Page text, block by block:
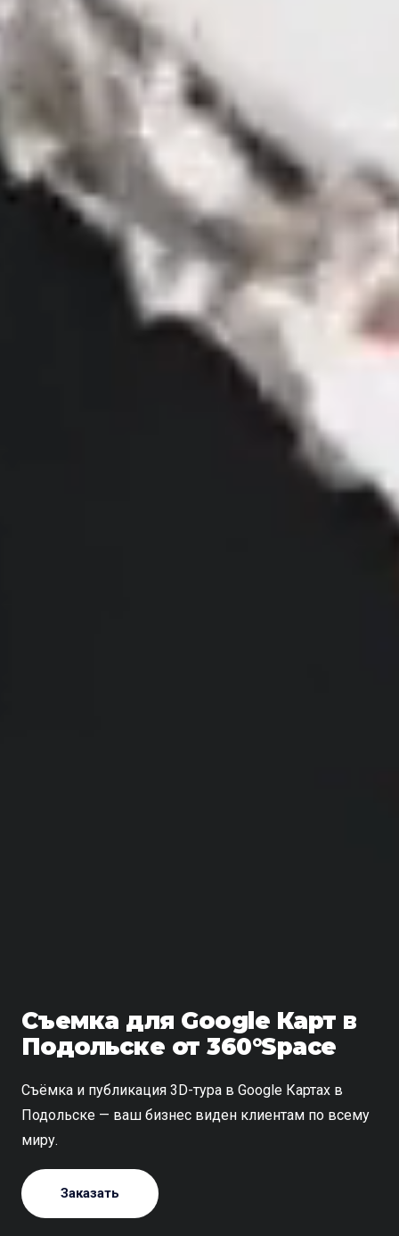
Съемка для Google Карт в
Подольске от 360°Space
Съёмка и публикация 3D-тура в Google Картах в
Подольске — ваш бизнес виден клиентам по всему
миру.
Заказать